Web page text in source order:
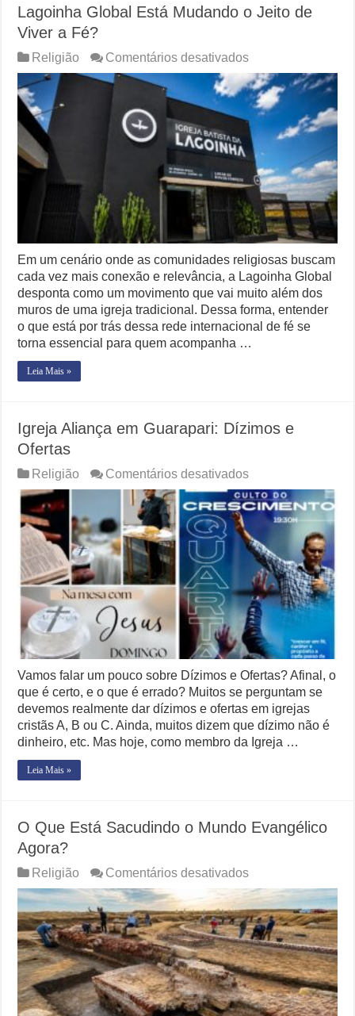
Lagoinha Global Está Mudando o Jeito de
Viver a Fé?
Religião Comentários desativadosem
Lagoinha
Global
Está
Mudando
o
Jeito
de
Viver
a
Fé?
Em um cenário onde as comunidades religiosas buscam
cada vez mais conexão e relevância, a Lagoinha Global
desponta como um movimento que vai muito além dos
muros de uma igreja tradicional. Dessa forma, entender
o que está por trás dessa rede internacional de fé se
torna essencial para quem acompanha …
Leia Mais »
Igreja Aliança em Guarapari: Dízimos e
Ofertas
Religião Comentários desativadosem
Igreja
Aliança
em
Guarapari:
Dízimos
e
Ofertas
Vamos falar um pouco sobre Dízimos e Ofertas? Afinal, o
que é certo, e o que é errado? Muitos se perguntam se
devemos realmente dar dízimos e ofertas em igrejas
cristãs A, B ou C. Ainda, muitos dizem que dízimo não é
dinheiro, etc. Mas hoje, como membro da Igreja …
Leia Mais »
O Que Está Sacudindo o Mundo Evangélico
Agora?
Religião Comentários desativadosem
O
Que
Está
Sacudindo
o
Mundo
Evangélico
Agora?